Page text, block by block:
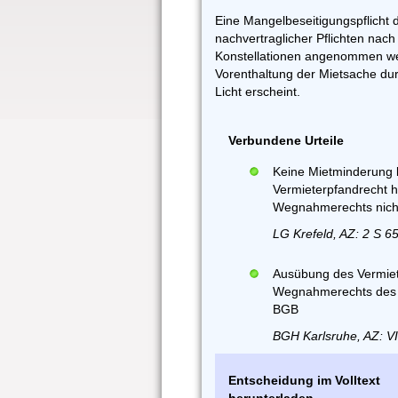
Eine Mangelbeseitigungspflicht
nachvertraglicher Pflichten
Konstellationen angenommen
Vorenthaltung der Mietsache
Licht erscheint.
Verbundene Urteile
Keine
Vermieterpfandrecht
Wegnahmerechts
LG Krefeld, AZ: 2 S
Ausübung des
Wegnahmerechts
BGB
BGH Karlsruhe, AZ:
Entscheidung im Volltext